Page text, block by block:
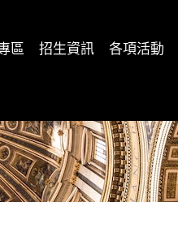
區 招生資訊 各項活動